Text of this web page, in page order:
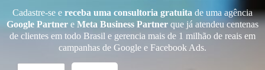
Cadastre-se e receba uma consultoria gratuita de uma agência
Google Partner e Meta Business Partner que já atendeu centenas
de clientes em todo Brasil e gerencia mais de 1 milhão de reais em
campanhas de Google e Facebook Ads.